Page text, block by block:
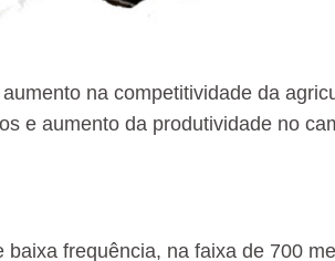
na competitividade da
e aumento da produtividade no
frequência, na faixa de 700